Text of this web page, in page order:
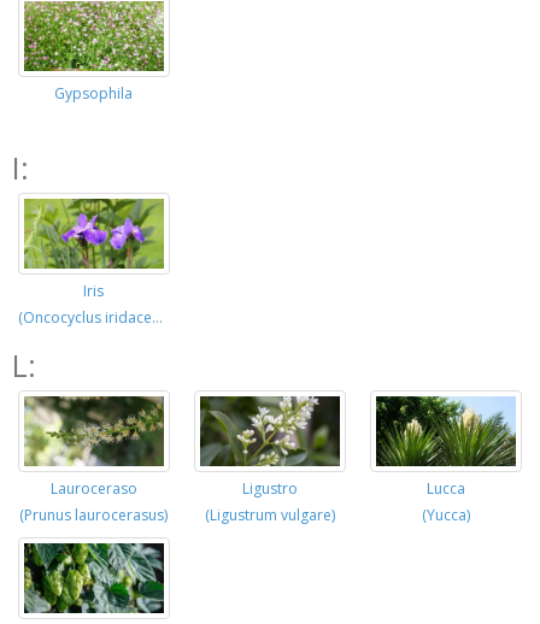
Gypsophila
I:
Iris
(Oncocyclus iridaceae)
L:
Lauroceraso
(Prunus laurocerasus)
Ligustro
(Ligustrum vulgare)
Lucca
(Yucca)